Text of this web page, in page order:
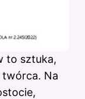
to sztuka,
Na